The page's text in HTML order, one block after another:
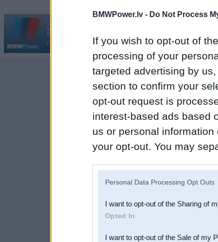
BMWPower.lv - Do Not Process
If you wish to opt-out of
processing of your
targeted advertising by
section to confirm your
opt-out request is
interest-based ads based
us or personal
your opt-out. You may
Downstream Participants
third parties.
Personal Data Processing Opt Outs
I want to opt-out of the Sharing of
Opted In
I want to opt-out of the Sale of my
Vortāls BMWPower.lv darbojas
kopš 2002. gada 14. maija. Tas nav auto klubs un nav saistīts ar
BMW AG.
Par BMWPower
|Reklāma